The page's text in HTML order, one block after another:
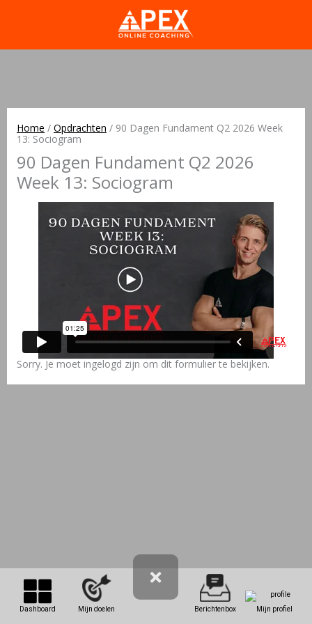
Home / Opdrachten / 90 Dagen Fundament Q2 2026 Week
13: Sociogram
90 Dagen Fundament Q2 2026
Week 13: Sociogram
Sorry. Je moet ingelogd zijn om dit formulier te bekijken.
Dashboard Mijn doelen Berichtenbox Mijn profiel